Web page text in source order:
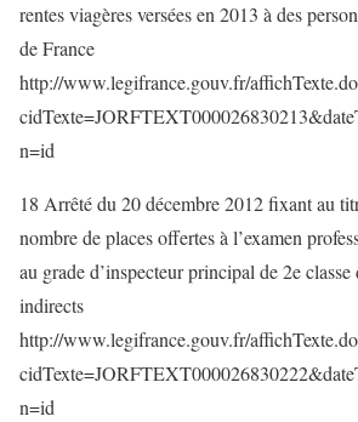
rentes viagères versées en 2013 à des
de France
http://www.legifrance.gouv.fr/
n=id
18 Arrêté du 20 décembre 2012 fixant au
nombre de places offertes à l’examen
au grade d’inspecteur principal de 2e
indirects
http://www.legifrance.gouv.fr/
n=id